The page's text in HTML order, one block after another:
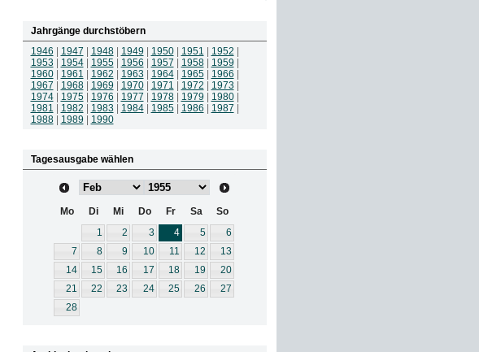
Jahrgänge durchstöbern
1946
1947 1948| 1949 1950| 1951 1952
1953
1954| 1955| 1956 1957 1958| 1959
1960| 1961 1962 1963 1964| 1965| 1966
1967
1968| 1969 1970| 1971 1972 1973
1974| 1975| 1976 1977 1978| 1979 1980|
1981
1982 1983 1984| 1985| 1986 1987
1988| 1989 1990
Tagesausgabe wählen
Mo Di Mi Do Fr Sa
So
1
2 3 4 5
6
7
8 9 10 11 12
13
14
15 16 17 18 19
20
21
22 23 24 25 26
27
28